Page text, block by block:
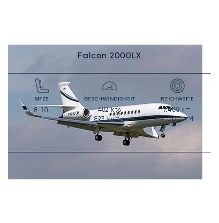
Falcon 2000LX
SITZE
8-10
GESCHWINDIGKEIT
482kts
893km/h
REICHWEITE
7.408km
4.000NM